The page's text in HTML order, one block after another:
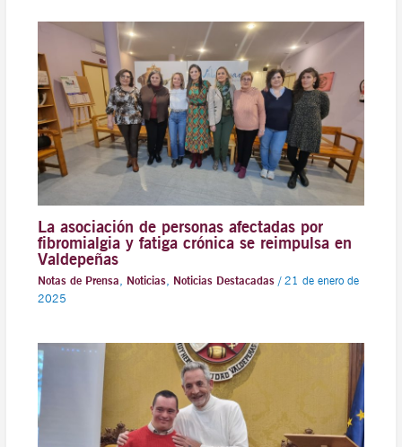
La asociación de personas afectadas por
fibromialgia y fatiga crónica se reimpulsa en
Valdepeñas
Notas de Prensa, Noticias, Noticias Destacadas/ 21 de enero de
2025